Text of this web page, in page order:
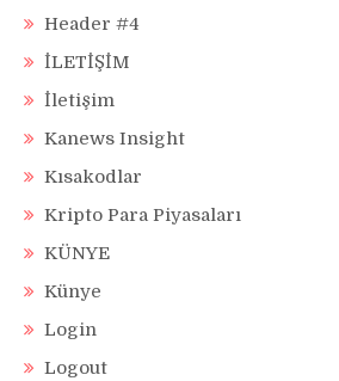
Header #4
İLETİŞİM
İletişim
Kanews Insight
Kısakodlar
Kripto Para Piyasaları
KÜNYE
Künye
Login
Logout